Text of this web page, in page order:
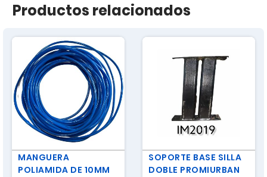
Productos relacionados
MANGUERA
POLIAMIDA DE 10MM
SOPORTE BASE SILLA
DOBLE PROMIURBAN